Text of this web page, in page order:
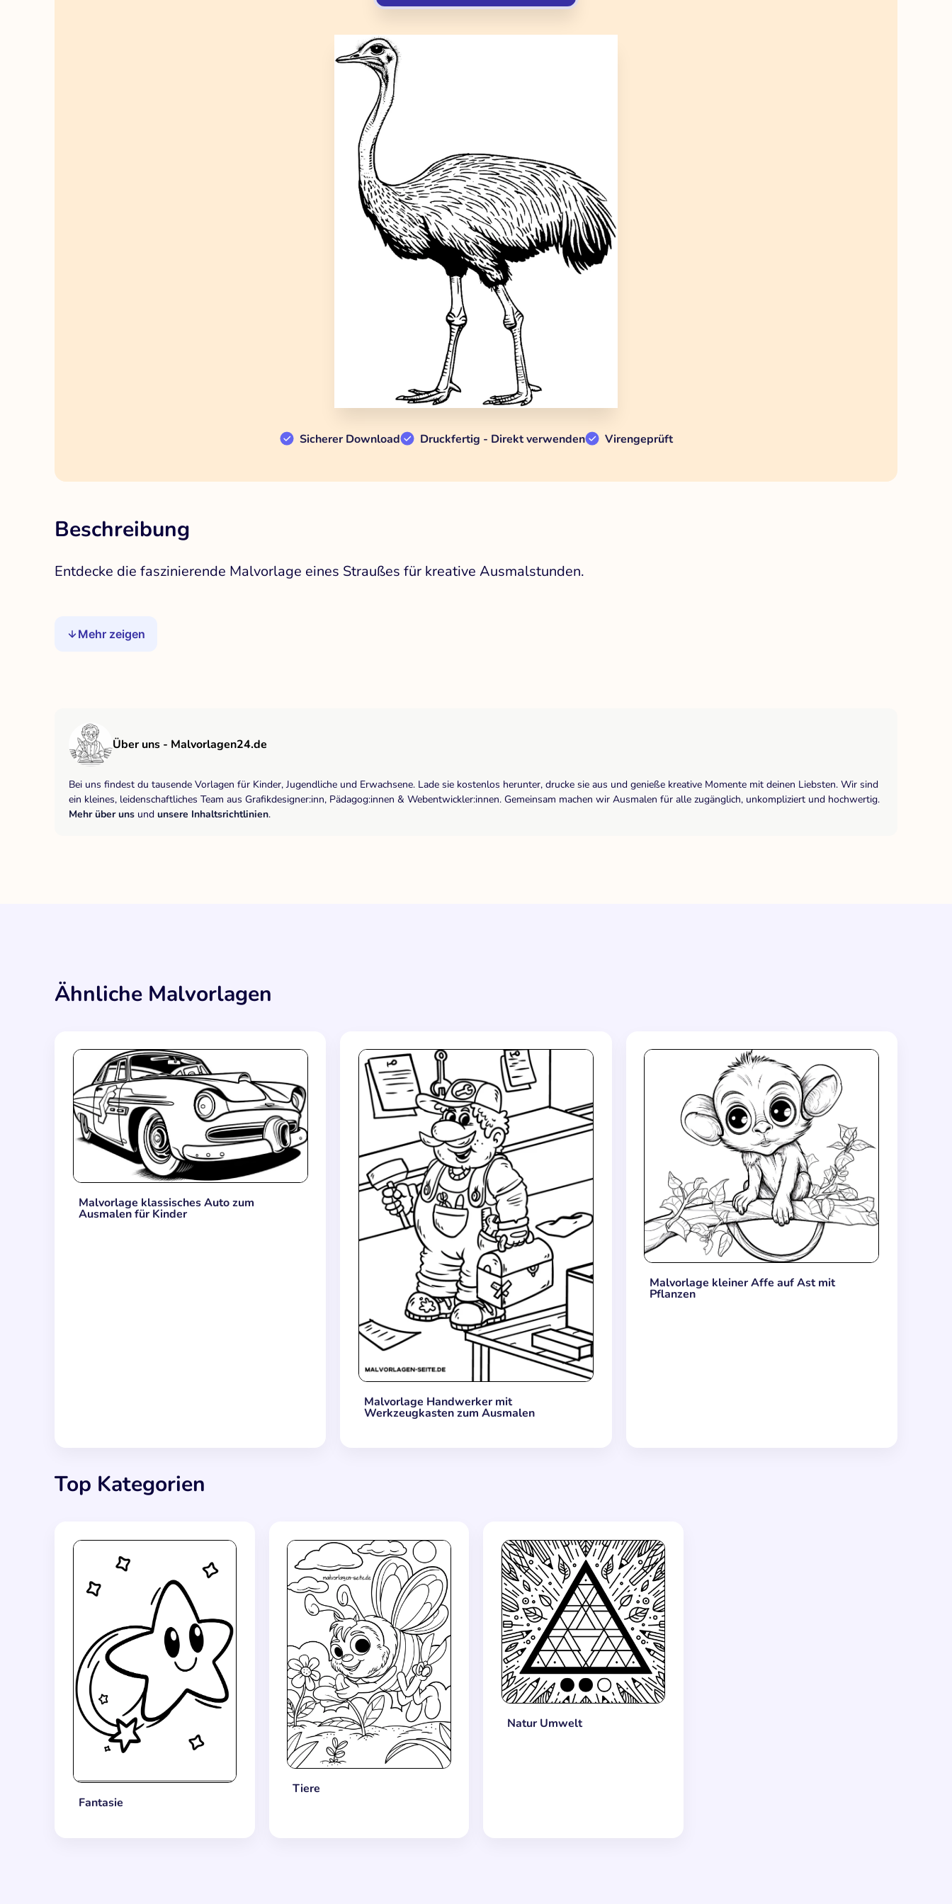
Sicherer Download Druckfertig - Direkt verwenden Virengeprüft
Beschreibung
Entdecke die faszinierende Malvorlage eines Straußes für kreative Ausmalstunden.
Mehr zeigen
Über uns - Malvorlagen24.de
Bei uns findest du tausende Vorlagen für Kinder, Jugendliche und Erwachsene. Lade sie kostenlos herunter, drucke sie aus und genieße kreative Momente mit deinen Liebsten. Wir sind
ein kleines, leidenschaftliches Team aus Grafikdesigner:inn, Pädagog:innen & Webentwickler:innen. Gemeinsam machen wir Ausmalen für alle zugänglich, unkompliziert und hochwertig.
Mehr über uns und unsere Inhaltsrichtlinien.
Ähnliche Malvorlagen
Malvorlage klassisches Auto zum
Ausmalen für Kinder
Malvorlage Handwerker mit
Werkzeugkasten zum Ausmalen
Malvorlage kleiner Affe auf Ast mit
Pflanzen
Top Kategorien
Fantasie
Tiere
Natur Umwelt